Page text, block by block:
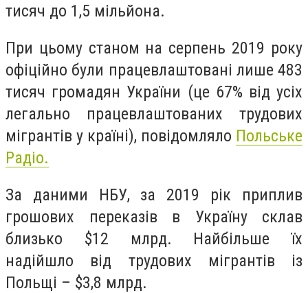
тисяч до 1,5 мільйона.
При цьому станом на серпень 2019 року
офіційно були працевлаштовані лише 483
тисяч громадян України (це 67% від усіх
легально працевлаштованих трудових
мігрантів у країні), повідомляло Польське
Радіо.
За даними НБУ, за 2019 рік приплив
грошових переказів в Україну склав
близько $12 млрд. Найбільше їх
надійшло від трудових мігрантів із
Польщі – $3,8 млрд.